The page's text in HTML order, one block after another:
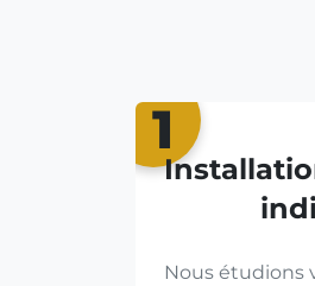
1
Nous étudions